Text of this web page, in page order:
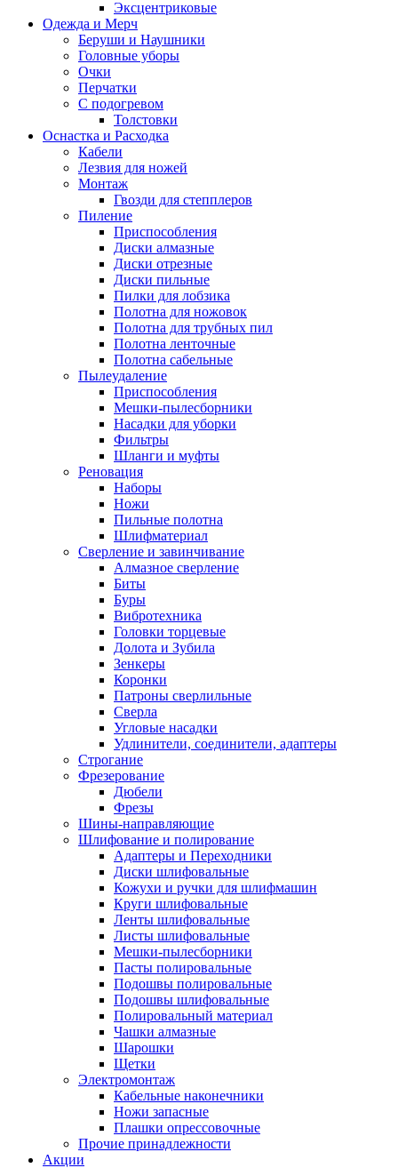
Эксцентриковые
Одежда и Мерч
Беруши и Наушники
Головные уборы
Очки
Перчатки
С подогревом
Толстовки
Оснастка и Расходка
Кабели
Лезвия для ножей
Монтаж
Гвозди для степплеров
Пиление
Приспособления
Диски алмазные
Диски отрезные
Диски пильные
Пилки для лобзика
Полотна для ножовок
Полотна для трубных пил
Полотна ленточные
Полотна сабельные
Пылеудаление
Приспособления
Мешки-пылесборники
Насадки для уборки
Фильтры
Шланги и муфты
Реновация
Наборы
Ножи
Пильные полотна
Шлифматериал
Сверление и завинчивание
Алмазное сверление
Биты
Буры
Вибротехника
Головки торцевые
Долота и Зубила
Зенкеры
Коронки
Патроны сверлильные
Сверла
Угловые насадки
Удлинители, соединители, адаптеры
Строгание
Фрезерование
Дюбели
Фрезы
Шины-направляющие
Шлифование и полирование
Адаптеры и Переходники
Диски шлифовальные
Кожухи и ручки для шлифмашин
Круги шлифовальные
Ленты шлифовальные
Листы шлифовальные
Мешки-пылесборники
Пасты полировальные
Подошвы полировальные
Подошвы шлифовальные
Полировальный материал
Чашки алмазные
Шарошки
Щетки
Электромонтаж
Кабельные наконечники
Ножи запасные
Плашки опрессовочные
Прочие принадлежности
Акции